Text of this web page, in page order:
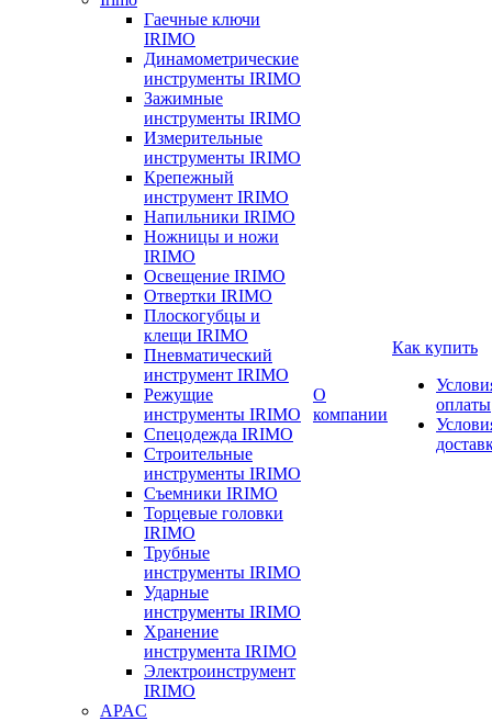
Гаечные ключи
IRIMO
Динамометрические
инструменты IRIMO
Зажимные
инструменты IRIMO
Измерительные
инструменты IRIMO
Крепежный
инструмент IRIMO
Напильники IRIMO
Ножницы и ножи
IRIMO
Освещение IRIMO
Отвертки IRIMO
Плоскогубцы и
клещи IRIMO
Пневматический
инструмент IRIMO
Режущие
инструменты IRIMO
Спецодежда IRIMO
Строительные
инструменты IRIMO
Съемники IRIMO
Торцевые головки
IRIMO
Трубные
инструменты IRIMO
Ударные
инструменты IRIMO
Хранение
инструмента IRIMO
Электроинструмент
IRIMO
APAC
О
компании
Как купить
оплаты